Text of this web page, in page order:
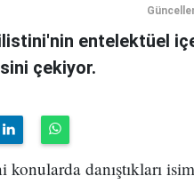
entelektüel
çekiyor.
danıştıkları